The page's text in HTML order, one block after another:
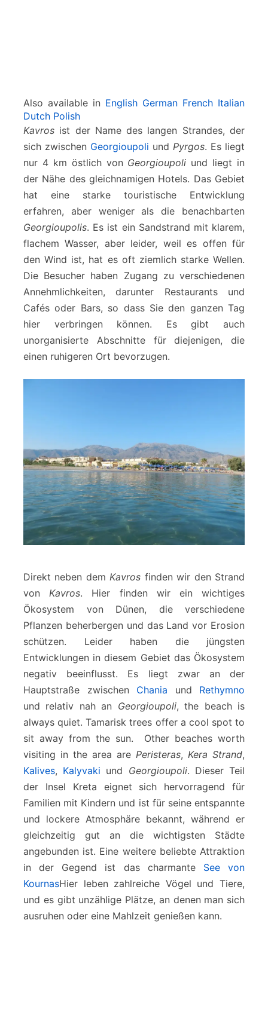
Also available in English German French Italian
Dutch Polish
Kavros ist der Name des langen Strandes, der
sich zwischen Georgioupoli und Pyrgos. Es liegt
nur 4 km östlich von Georgioupoli und liegt in
der Nähe des gleichnamigen Hotels. Das Gebiet
hat eine starke touristische Entwicklung
erfahren, aber weniger als die benachbarten
Georgioupolis. Es ist ein Sandstrand mit klarem,
flachem Wasser, aber leider, weil es offen für
den Wind ist, hat es oft ziemlich starke Wellen.
Die Besucher haben Zugang zu verschiedenen
Annehmlichkeiten, darunter Restaurants und
Cafés oder Bars, so dass Sie den ganzen Tag
hier verbringen können. Es gibt auch
unorganisierte Abschnitte für diejenigen, die
einen ruhigeren Ort bevorzugen.
Direkt neben dem Kavros finden wir den Strand
von Kavros. Hier finden wir ein wichtiges
Ökosystem von Dünen, die verschiedene
Pflanzen beherbergen und das Land vor Erosion
schützen. Leider haben die jüngsten
Entwicklungen in diesem Gebiet das Ökosystem
negativ beeinflusst. Es liegt zwar an der
Hauptstraße zwischen Chania und Rethymno
und relativ nah an Georgioupoli, the beach is
always quiet. Tamarisk trees offer a cool spot to
sit away from the sun. Other beaches worth
visiting in the area are Peristeras, Kera Strand,
Kalives, Kalyvaki und Georgioupoli. Dieser Teil
der Insel Kreta eignet sich hervorragend für
Familien mit Kindern und ist für seine entspannte
und lockere Atmosphäre bekannt, während er
gleichzeitig gut an die wichtigsten Städte
angebunden ist. Eine weitere beliebte Attraktion
in der Gegend ist das charmante See von
KournasHier leben zahlreiche Vögel und Tiere,
und es gibt unzählige Plätze, an denen man sich
ausruhen oder eine Mahlzeit genießen kann.